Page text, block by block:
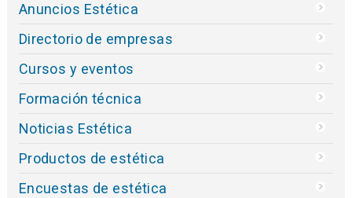
Anuncios Estética
Directorio de empresas
Cursos y eventos
Formación técnica
Noticias Estética
Productos de estética
Encuestas de estética